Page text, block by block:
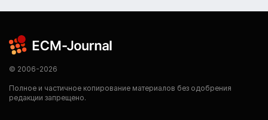
© 2006-2026
Полное и частичное копирование материалов без одобрения
редакции запрещено.